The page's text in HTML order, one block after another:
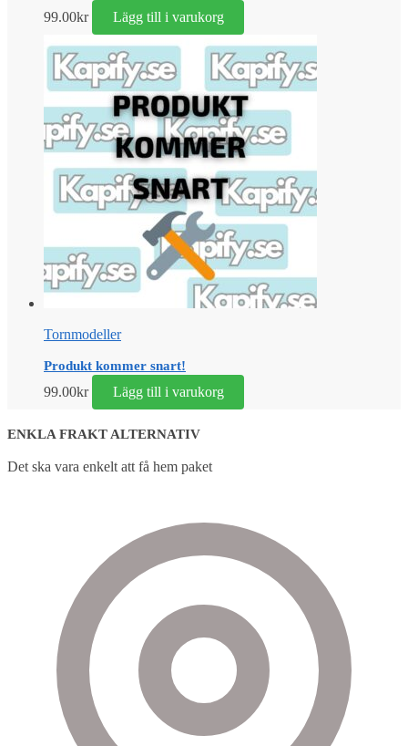
99.00kr Lägg till i varukorg
Tornmodeller
Produkt kommer snart!
99.00kr Lägg till i varukorg
ENKLA FRAKT ALTERNATIV
Det ska vara enkelt att få hem paket